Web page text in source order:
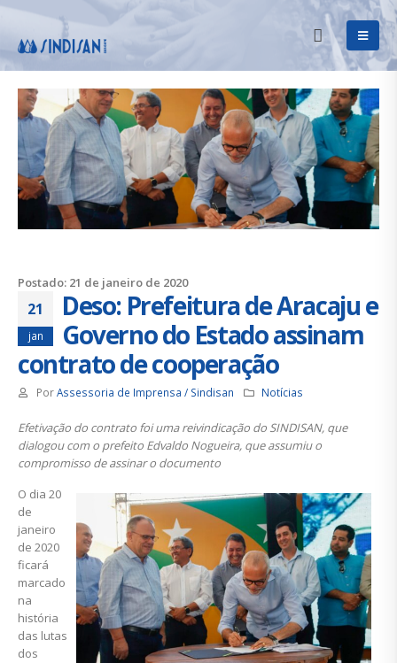
Postado: 21 de janeiro de 2020
21
jan
Deso: Prefeitura de Aracaju e
Governo do Estado assinam
contrato de cooperação
PorAssessoria de Imprensa / Sindisan Notícias
Efetivação do contrato foi uma reivindicação do SINDISAN, que
dialogou com o prefeito Edvaldo Nogueira, que assumiu o
compromisso de assinar o documento
O dia 20
de
janeiro
de 2020
ficará
marcado
na
história
das lutas
dos